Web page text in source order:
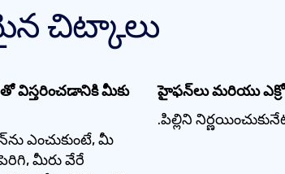
చిట్కాలు
విస్తరించడానికి మీకు
ఎంచుకుంటే, మీ
మీరు వేరే
హైఫన్‌లు మరియు
.పిల్లిని